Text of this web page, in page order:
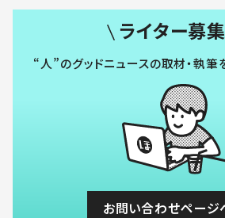
ライター募集
“人”のグッドニュースの取材・執筆
お問い合わせページ